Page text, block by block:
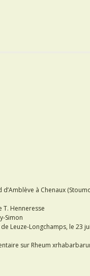
à Chenaux
T. Henneresse
Simon
Leuze-Longchamps, le 23
sur Rheum